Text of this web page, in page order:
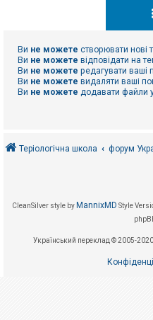
Ви не можете створювати нові
Ви не можете відповідати на
Ви не можете редагувати ваші
Ви не можете видаляти ваші
Ви не можете додавати файли
Теріологічна школа форум
CleanSilver style by MannixMD Style
Український переклад © 2005-2020